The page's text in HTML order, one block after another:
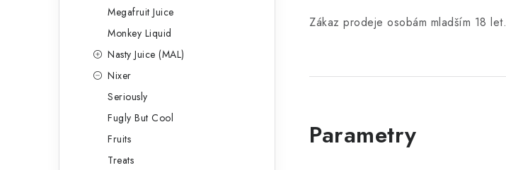
Megafruit Juice
Monkey Liquid
Nasty Juice (MAL)
Nixer
Seriously
Fugly But Cool
Fruits
Treats
Zákaz prodeje osobám mladším 18 let.